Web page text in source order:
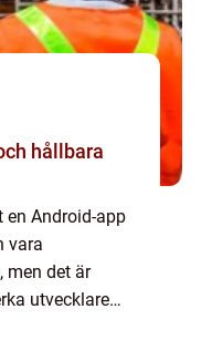
hållbara
Android-app
vara
men det är
utvecklare